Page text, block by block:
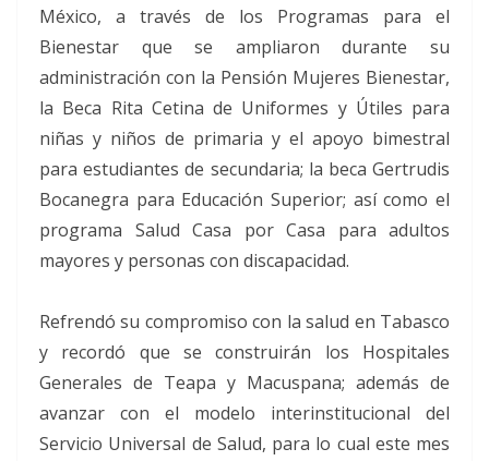
México, a través de los Programas para el
Bienestar que se ampliaron durante su
administración con la Pensión Mujeres Bienestar,
la Beca Rita Cetina de Uniformes y Útiles para
niñas y niños de primaria y el apoyo bimestral
para estudiantes de secundaria; la beca Gertrudis
Bocanegra para Educación Superior; así como el
programa Salud Casa por Casa para adultos
mayores y personas con discapacidad.
Refrendó su compromiso con la salud en Tabasco
y recordó que se construirán los Hospitales
Generales de Teapa y Macuspana; además de
avanzar con el modelo interinstitucional del
Servicio Universal de Salud, para lo cual este mes